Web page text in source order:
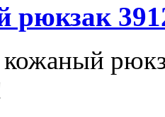
рюкзак